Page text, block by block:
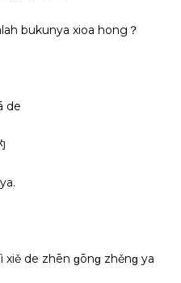
xioa hong？
de
de zhēn ɡōnɡ zhěnɡ ya